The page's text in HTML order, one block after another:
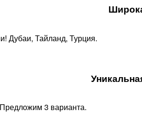
Дубаи, Тайланд, Турция.
3 варианта.